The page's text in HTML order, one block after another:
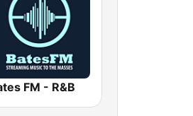
FM - R&B